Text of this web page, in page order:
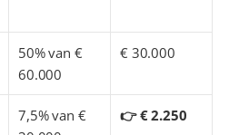
50% van €
60.000
€ 30.000
7,5% van €
👉 € 2.250